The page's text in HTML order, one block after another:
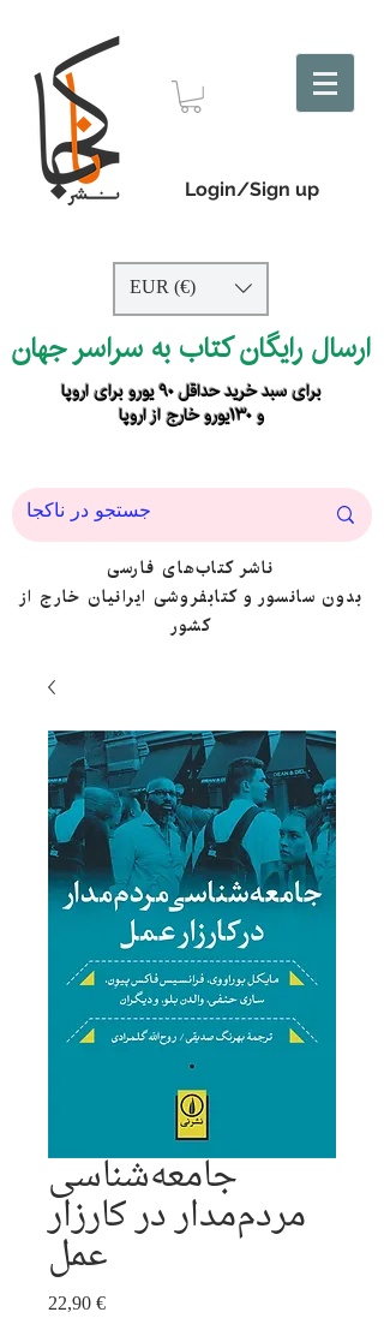
Login/Sign up
EUR (€)
ارسال رایگان کتاب به سراسر جهان
برای سبد خرید حداقل ۹۰ یورو برای اروپا
و ۱۳۰یورو خارج از اروپا
ناشر کتاب‌های فارسی
بدون سانسور و کتابفروشی ایرانیان خارج از
کشور
جامعه‌شناسی
مردم‌مدار در کارزار
عمل
22,90 €Price